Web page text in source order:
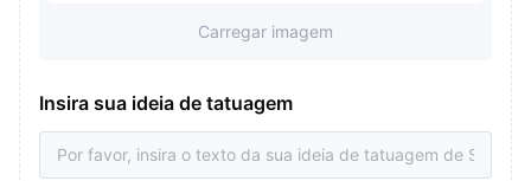
Carregar imagem
Insira sua ideia de tatuagem